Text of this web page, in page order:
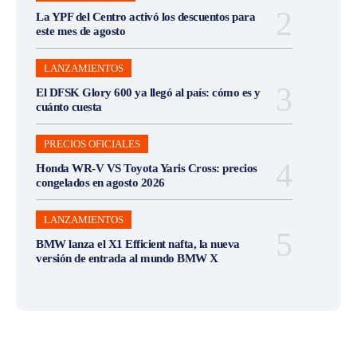
La YPF del Centro activó los descuentos para
este mes de agosto
LANZAMIENTOS
El DFSK Glory 600 ya llegó al país: cómo es y
cuánto cuesta
PRECIOS OFICIALES
Honda WR-V VS Toyota Yaris Cross: precios
congelados en agosto 2026
LANZAMIENTOS
BMW lanza el X1 Efficient nafta, la nueva
versión de entrada al mundo BMW X